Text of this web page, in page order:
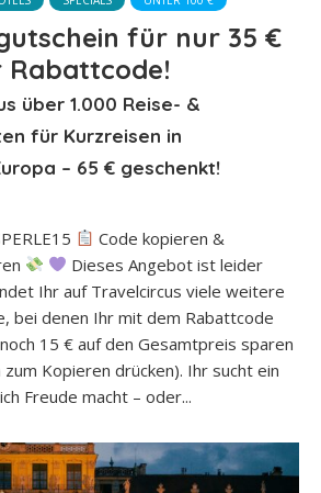
für nur 35 €
Rabattcode!
über 1.000 Reise- &
für Kurzreisen in
– 65 € geschenkt!
Code kopieren &
Dieses Angebot ist leider
Ihr auf Travelcircus viele weitere
bei denen Ihr mit dem Rabattcode
noch 15 € auf den Gesamtpreis sparen
Kopieren drücken). Ihr sucht ein
Freude macht – oder...